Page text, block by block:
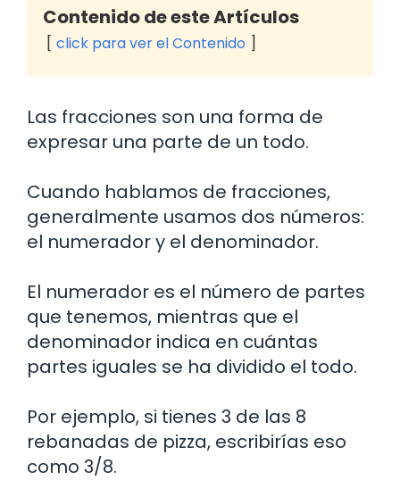
Contenido de este Artículos
click para ver el Contenido
Las fracciones son una forma de
expresar una parte de un todo.
Cuando hablamos de fracciones,
generalmente usamos dos números:
el numerador y el denominador.
El numerador es el número de partes
que tenemos, mientras que el
denominador indica en cuántas
partes iguales se ha dividido el todo.
Por ejemplo, si tienes 3 de las 8
rebanadas de pizza, escribirías eso
como 3/8.